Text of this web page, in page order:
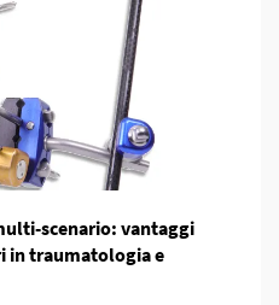
scenario: vantaggi
in traumatologia e